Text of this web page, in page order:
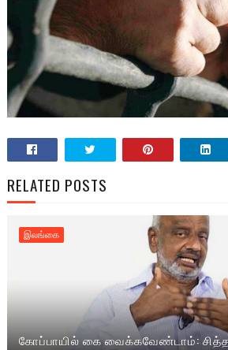
RELATED POSTS
இலங்கை
கோப்பாயில் கை வைக்கவேண்டாம்: